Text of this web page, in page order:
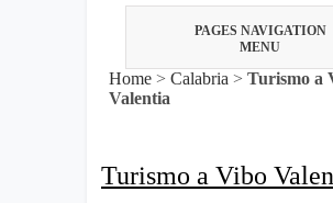
PAGES NAVIGATION
MENU
Home > Calabria > Turismo a
Valentia
Turismo a Vibo